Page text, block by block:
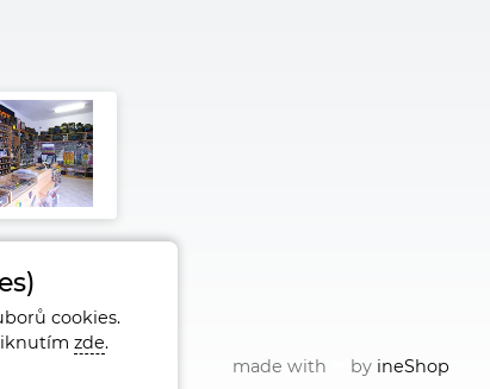
made with by ineShop
cookies.
zde.